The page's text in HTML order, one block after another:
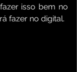
isso bem no
fazer no digital.